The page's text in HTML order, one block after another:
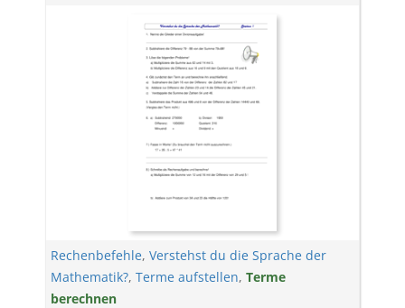
Rechenbefehle, Verstehst du die Sprache der
Mathematik?, Terme aufstellen, Terme
berechnen